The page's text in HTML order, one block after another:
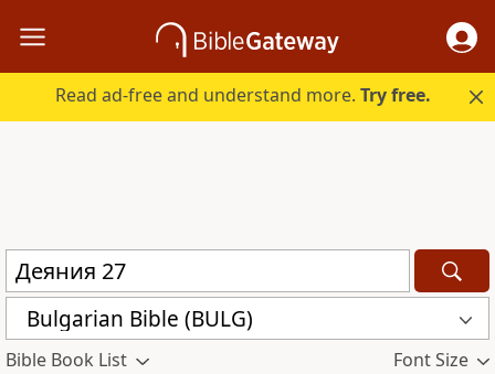
Read ad-free and understand more.Try free.
Bulgarian Bible (BULG)
Bible Book List Font Size